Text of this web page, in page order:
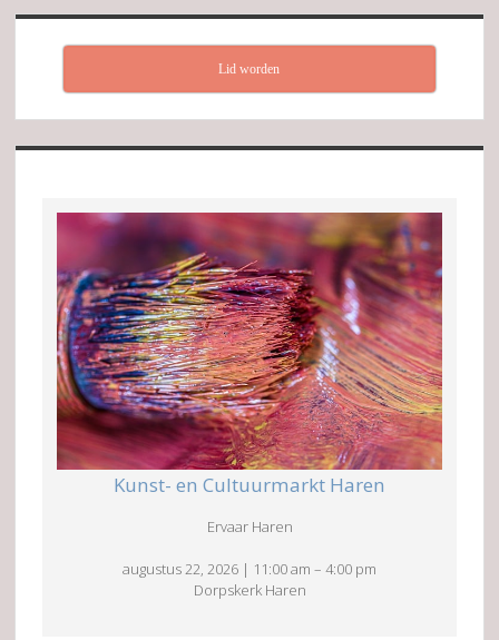
Lid worden
Kunst- en Cultuurmarkt Haren
Ervaar Haren
augustus 22, 2026 | 11:00 am – 4:00 pm
Dorpskerk Haren